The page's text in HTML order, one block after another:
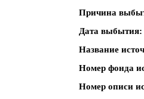
Причина
Дата выбытия
Название
Номер фонда
Номер описи